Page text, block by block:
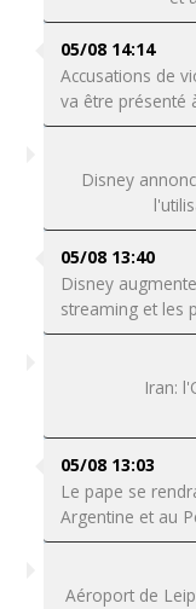
05/08 14:14
Accusations de
va être présenté
Disney
05/08 13:40
Disney
streaming et les
Iran:
05/08 13:03
Le pape se
Argentine et au
Aéroport de